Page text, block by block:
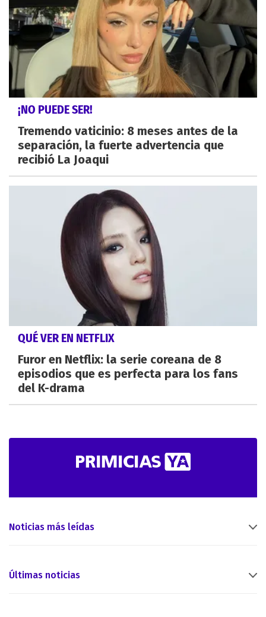
¡NO PUEDE SER!
Tremendo vaticinio: 8 meses antes de la
separación, la fuerte advertencia que
recibió La Joaqui
QUÉ VER EN NETFLIX
Furor en Netflix: la serie coreana de 8
episodios que es perfecta para los fans
del K-drama
Noticias más leídas
Últimas noticias